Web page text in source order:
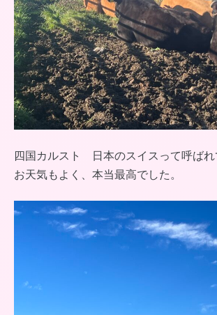
四国カルスト 日本のスイスって呼ばれ
お天気もよく、本当最高でした。